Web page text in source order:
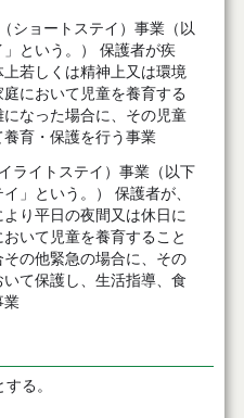
ショートステイ）事業（以
という。） 保護者が疾
若しくは精神上又は環境
において児童を養育する
なった場合に、その児童
育・保護を行う事業
ライトステイ）事業（以下
」という。） 保護者が、
り平日の夜間又は休日に
いて児童を養育すること
の他緊急の場合に、その
て保護し、生活指導、食
業
る。